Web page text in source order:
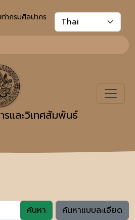
ท่ากรมศิลปากร
และวิเทศสัมพันธ์
ค้นหา ค้นหาแบบละเอียด